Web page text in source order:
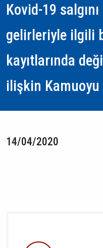
Kovid-19
gelirleriyle ilgili
kayıtlarında
ilişkin Kamuoyu
14/04/2020